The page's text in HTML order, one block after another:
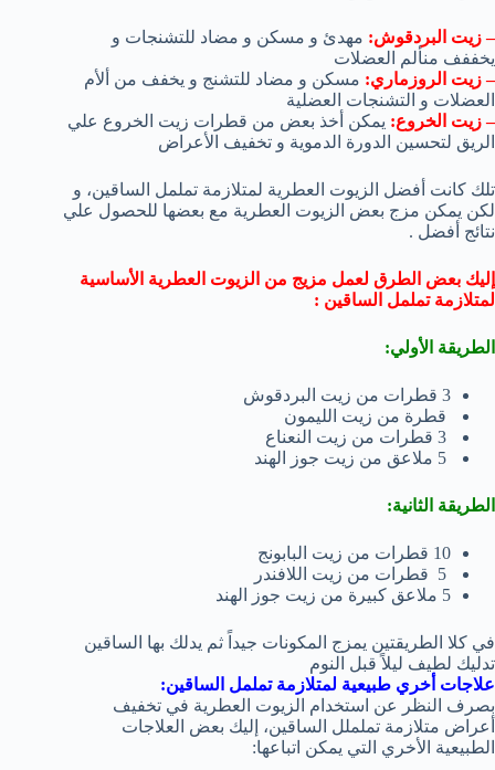
– زيت البردقوش: مهدئ و مسكن و مضاد للتشنجات و
يخففف منألم العضلات
– زيت الروزماري: مسكن و مضاد للتشنج و يخفف من ألأم
العضلات و التشنجات العضلية
– زيت الخروع: يمكن أخذ بعض من قطرات زيت الخروع علي
الريق لتحسين الدورة الدموية و تخفيف الأعراض
تلك كانت أفضل الزيوت العطرية لمتلازمة تململ الساقين، و
لكن يمكن مزج بعض الزيوت العطرية مع بعضها للحصول علي
نتائج أفضل .
إليك بعض الطرق لعمل مزيج من الزيوت العطرية الأساسية
لمتلازمة تململ الساقين :
الطريقة الأولي:
3 قطرات من زيت البردقوش
قطرة من زيت الليمون
الطريقة الثانية:
10 قطرات من زيت البابونج
5 ملاعق كبيرة من زيت جوز الهند
في كلا الطريقتين يمزج المكونات جيداً ثم يدلك بها الساقين
تدليك لطيف ليلاً قبل النوم
علاجات أخري طبيعية لمتلازمة تململ الساقين:
بصرف النظر عن استخدام الزيوت العطرية في تخفيف
أعراض متلازمة تململل الساقين، إليك بعض العلاجات
الطبيعية الأخري التي يمكن اتباعها: